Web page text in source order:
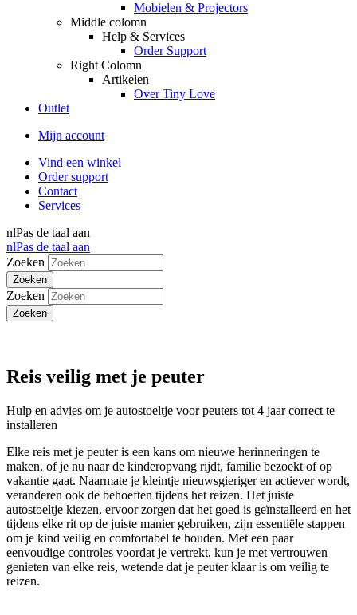
Mobielen & Projectors
Middle colomn
Help & Services
Order Support
Right Colomn
Artikelen
Over Tiny Love
Outlet
Mijn account
Vind een winkel
Order support
Contact
Services
nlPas de taal aan
nlPas de taal aan
Zoeken
Zoeken
Reis veilig met je peuter
Hulp en advies om je autostoeltje voor peuters tot 4 jaar correct te
installeren
Elke reis met je peuter is een kans om nieuwe herinneringen te
maken, of je nu naar de kinderopvang rijdt, familie bezoekt of op
vakantie gaat. Naarmate je kleintje nieuwsgieriger en actiever wordt,
veranderen ook de behoeften tijdens het reizen. Het juiste
autostoeltje kiezen, ervoor zorgen dat het goed is geïnstalleerd en het
tijdens elke rit op de juiste manier gebruiken, zijn essentiële stappen
om je kind veilig en comfortabel te houden. Met een paar
eenvoudige controles voordat je vertrekt, kun je met vertrouwen
genieten van elke reis, wetende dat je peuter klaar is om veilig te
reizen.